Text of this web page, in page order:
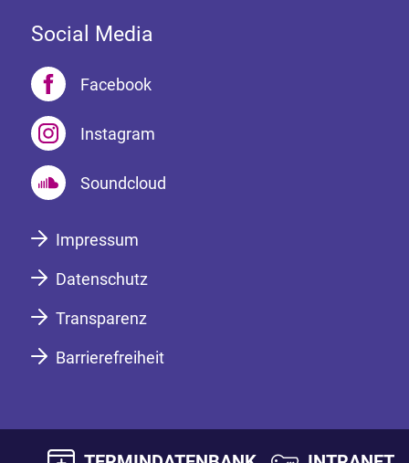
Social Media
Facebook
Instagram
Soundcloud
Impressum
Datenschutz
Transparenz
Barrierefreiheit